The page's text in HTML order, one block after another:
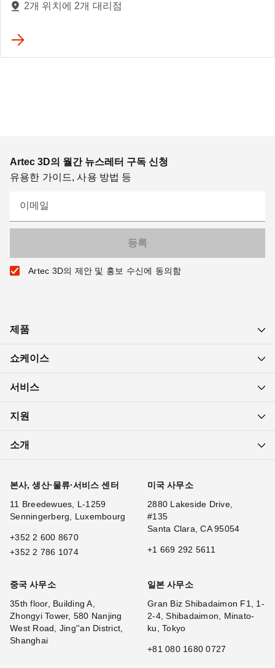
2개 위치에 2개 대리점
Artec 3D의 월간 뉴스레터 구독 신청
유용한 가이드, 사용 방법 등
이메일
Artec 3D의 제안 및 홍보 수신에 동의함
제품
쇼케이스
서비스
지원
소개
본사, 생산·물류·서비스 센터
11 Breedewues, L-1259
Senningerberg, Luxembourg
+352 2 600 8670
+352 2 786 1074
미국 사무소
2880 Lakeside Drive,
#135
Santa Clara, CA 95054
+1 669 292 5611
중국 사무소
35th floor, Building A,
Zhongyi Tower, 580 Nanjing
West Road, Jing''an District,
Shanghai
일본 사무소
Gran Biz Shibadaimon F1, 1-
2-4, Shibadaimon, Minato-
ku, Tokyo
+81 080 1680 0727